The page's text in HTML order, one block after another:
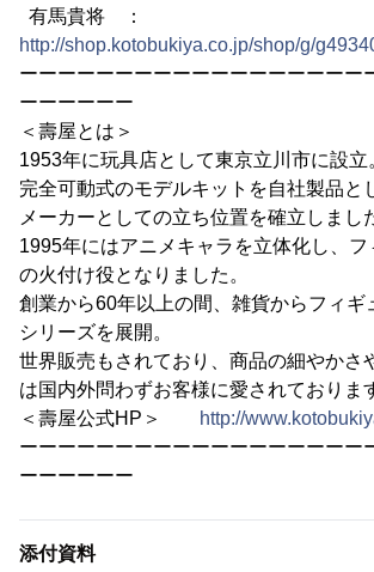
有馬貴将 ：
http://shop.kotobukiya.co.jp/shop/g/
ーーーーーーーーーーーーーーーーーー
ーーーーーー
＜壽屋とは＞
1953年に玩具店として東京立川市に設立
完全可動式のモデルキットを自社製品と
メーカーとしての立ち位置を確立しまし
1995年にはアニメキャラを立体化し、フ
の火付け役となりました。
創業から60年以上の間、雑貨からフィギ
シリーズを展開。
世界販売もされており、商品の細やかさ
は国内外問わずお客様に愛されておりま
＜壽屋公式HP＞
http://
ーーーーーーーーーーーーーーーーーー
ーーーーーー
添付資料